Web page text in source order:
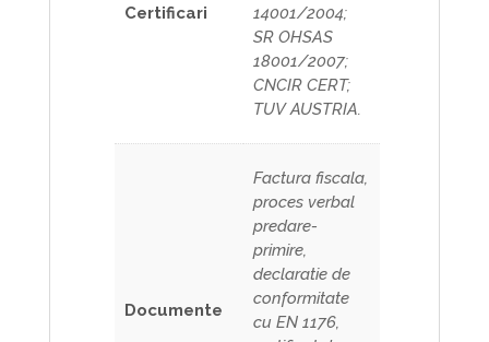
Certificari
14001/2004;
SR OHSAS
18001/2007;
CNCIR CERT;
TUV AUSTRIA.
Documente
Factura fiscala,
proces verbal
predare-
primire,
declaratie de
conformitate
cu EN 1176,